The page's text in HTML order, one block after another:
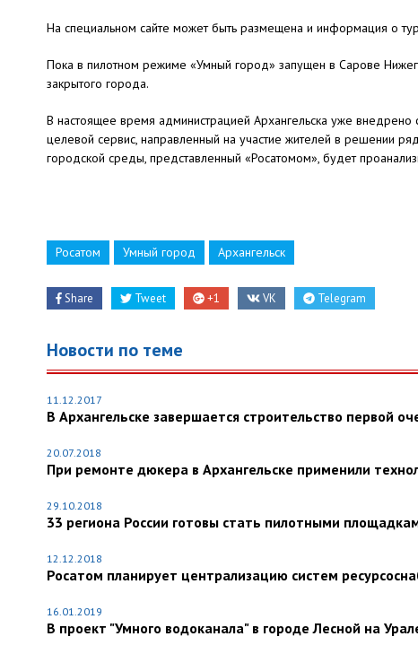
На специальном сайте может быть размещена и информация о
Пока в пилотном режиме «Умный город» запущен в Сарове
закрытого города.
В настоящее время администрацией Архангельска уже внедрено
целевой сервис, направленный на участие жителей в решении
городской среды, представленный «Росатомом», будет
Росатом Умный город Архангельск
Share Tweet +1 VK Telegram
Новости по теме
11.12.2017
В Архангельске завершается строительство первой
20.07.2018
При ремонте дюкера в Архангельске применили
29.10.2018
33 региона России готовы стать пилотными
12.12.2018
Росатом планирует централизацию систем
16.01.2019
В проект "Умного водоканала" в городе Лесной на